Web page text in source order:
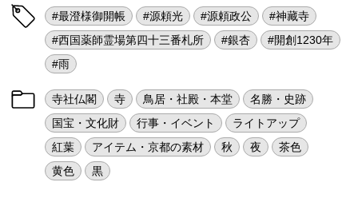
#最澄様御開帳 #源頼光 #源頼政公
#神藏寺
#西国薬師霊場第四十三番札所
#銀杏
#開創1230年
#雨
寺社仏閣 寺 鳥居・社殿・本堂
名勝・史跡
国宝・文化財
行事・イベント
ライトアップ
紅葉
アイテム・京都の素材 秋 夜
茶色
黄色
黒